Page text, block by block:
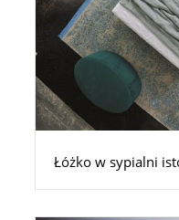
Łóżko w sypialni